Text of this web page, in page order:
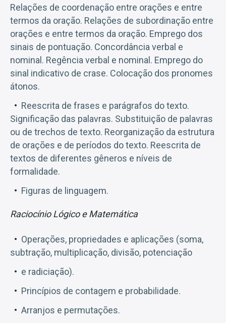
Relações de coordenação entre orações e entre
termos da oração. Relações de subordinação entre
orações e entre termos da oração. Emprego dos
sinais de pontuação. Concordância verbal e
nominal. Regência verbal e nominal. Emprego do
sinal indicativo de crase. Colocação dos pronomes
átonos.
Reescrita de frases e parágrafos do texto.
Significação das palavras. Substituição de palavras
ou de trechos de texto. Reorganização da estrutura
de orações e de períodos do texto. Reescrita de
textos de diferentes gêneros e níveis de
formalidade.
Figuras de linguagem.
Raciocínio Lógico e Matemática
Operações, propriedades e aplicações (soma,
subtração, multiplicação, divisão, potenciação
e radiciação).
Princípios de contagem e probabilidade.
Arranjos e permutações.